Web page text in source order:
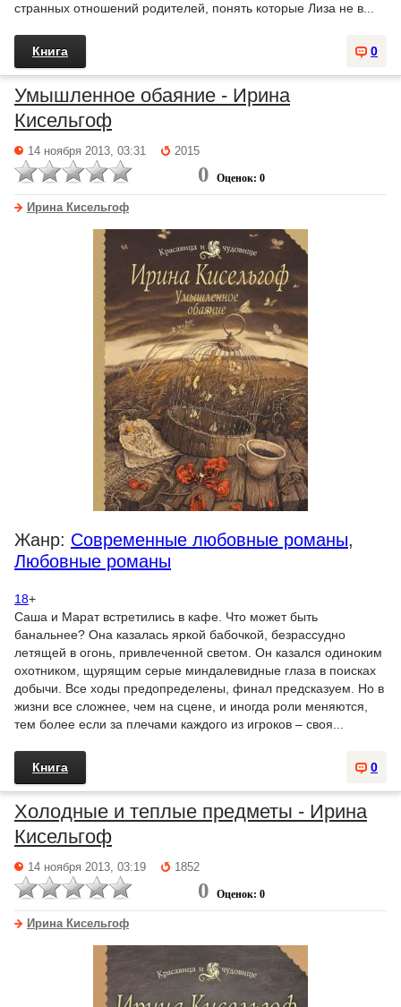
странных отношений родителей, понять которые Лиза не в...
0
Книга
Умышленное обаяние - Ирина
Кисельгоф
14 ноября 2013, 03:31 2015
0 Оценок: 0
Ирина Кисельгоф
Жанр: Современные любовные романы,
Любовные романы
18+
Саша и Марат встретились в кафе. Что может быть
банальнее? Она казалась яркой бабочкой, безрассудно
летящей в огонь, привлеченной светом. Он казался одиноким
охотником, щурящим серые миндалевидные глаза в поисках
добычи. Все ходы предопределены, финал предсказуем. Но в
жизни все сложнее, чем на сцене, и иногда роли меняются,
тем более если за плечами каждого из игроков – своя...
0
Книга
Холодные и теплые предметы - Ирина
Кисельгоф
14 ноября 2013, 03:19 1852
0 Оценок: 0
Ирина Кисельгоф